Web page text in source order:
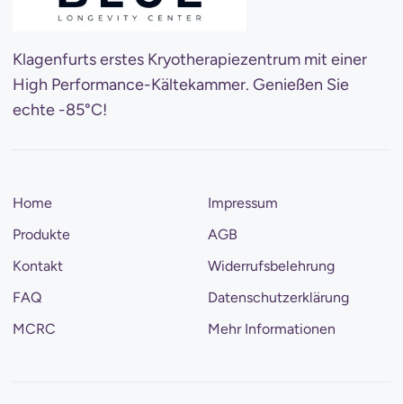
Klagenfurts erstes Kryotherapiezentrum mit einer
High Performance-Kältekammer. Genießen Sie
echte -85°C!
Home
Produkte
Kontakt
FAQ
MCRC
Impressum
AGB
Widerrufsbelehrung
Datenschutzerklärung
Mehr Informationen